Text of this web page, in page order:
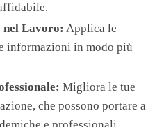
nel Lavoro: Applica le
informazioni in modo più
Migliora le tue
che possono portare a